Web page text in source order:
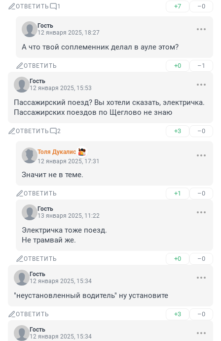
ОТВЕТИТЬ 1 +7 –0
Гость
12 января 2025, 18:27
А что твой соплеменник делал в ауле этом?
ОТВЕТИТЬ +0 –1
Гость
12 января 2025, 15:53
Пассажирский поезд? Вы хотели сказать, электричка.
Пассажирских поездов по Щеглово не знаю
ОТВЕТИТЬ 2 +3 –0
Толя Дукалис
12 января 2025, 17:31
Значит не в теме.
ОТВЕТИТЬ +1 –0
Гость
13 января 2025, 11:22
Электричка тоже поезд.
Не трамвай же.
ОТВЕТИТЬ +0 –0
Гость
12 января 2025, 15:34
"неустановленный водитель" ну установите
ОТВЕТИТЬ +3 –0
Гость
12 января 2025, 15:34